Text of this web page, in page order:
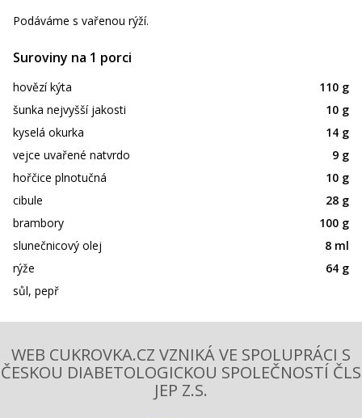
Podáváme s vařenou rýží.
Suroviny na 1 porci
hovězí kýta
110 g
šunka nejvyšší jakosti
10 g
kyselá okurka
14 g
vejce uvařené natvrdo
9 g
hořčice plnotučná
10 g
cibule
28 g
brambory
100 g
slunečnicový olej
8 ml
rýže
64 g
sůl, pepř
WEB CUKROVKA.CZ VZNIKÁ VE SPOLUPRÁCI S
ČESKOU DIABETOLOGICKOU SPOLEČNOSTÍ ČLS
JEP Z.S.